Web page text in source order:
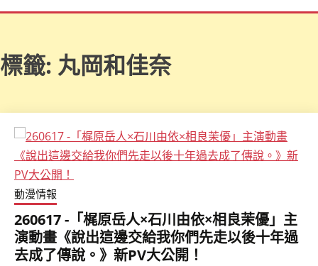
標籤: 丸岡和佳奈
動漫情報
260617 -「梶原岳人×石川由依×相良茉優」主
演動畫《說出這邊交給我你們先走以後十年過
去成了傳說。》新PV大公開！